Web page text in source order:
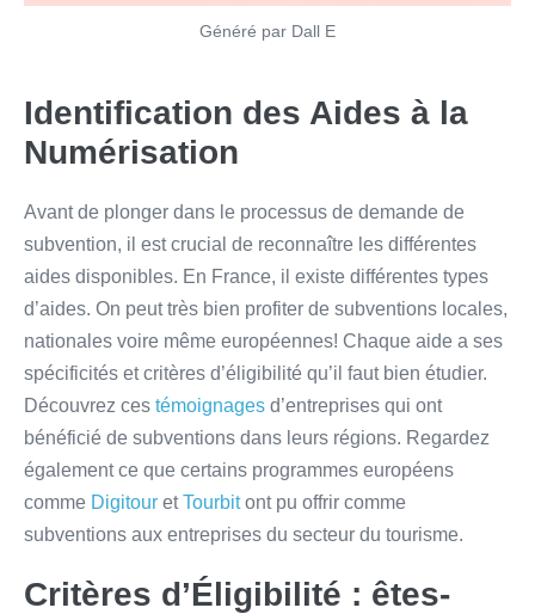
Généré par Dall E
Identification des Aides à la
Numérisation
Avant de plonger dans le processus de demande de
subvention, il est crucial de reconnaître les différentes
aides disponibles. En France, il existe différentes types
d’aides. On peut très bien profiter de subventions locales,
nationales voire même européennes! Chaque aide a ses
spécificités et critères d’éligibilité qu’il faut bien étudier.
Découvrez ces témoignages d’entreprises qui ont
bénéficié de subventions dans leurs régions. Regardez
également ce que certains programmes européens
comme Digitour etTourbitont pu offrir comme
subventions aux entreprises du secteur du tourisme.
Critères d’Éligibilité : êtes-